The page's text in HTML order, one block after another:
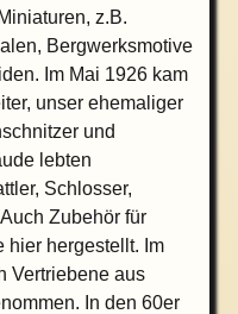
z.B.
Bergwerksmotive
Im Mai 1926 kam
unser ehemaliger
und
lebten
Schlosser,
Zubehör für
hier hergestellt. Im
Vertriebene aus
In den 60er